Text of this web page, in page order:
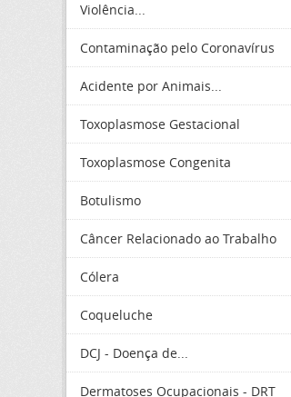
Violência...
Contaminação pelo Coronavírus
Acidente por Animais...
Toxoplasmose Gestacional
Toxoplasmose Congenita
Botulismo
Câncer Relacionado ao Trabalho
Cólera
Coqueluche
DCJ - Doença de...
Dermatoses Ocupacionais - DRT